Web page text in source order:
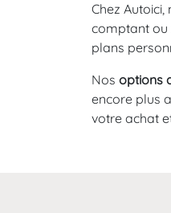
Chez
comptant ou
plans
Nos options
encore plus
votre achat